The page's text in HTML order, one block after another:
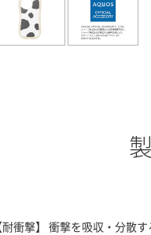
耐衝撃】 衝撃を吸収・分散